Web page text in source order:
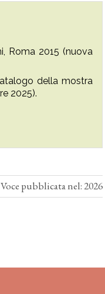
Roma 2015 (nuova
della mostra
2025).
Voce pubblicata nel: 2026